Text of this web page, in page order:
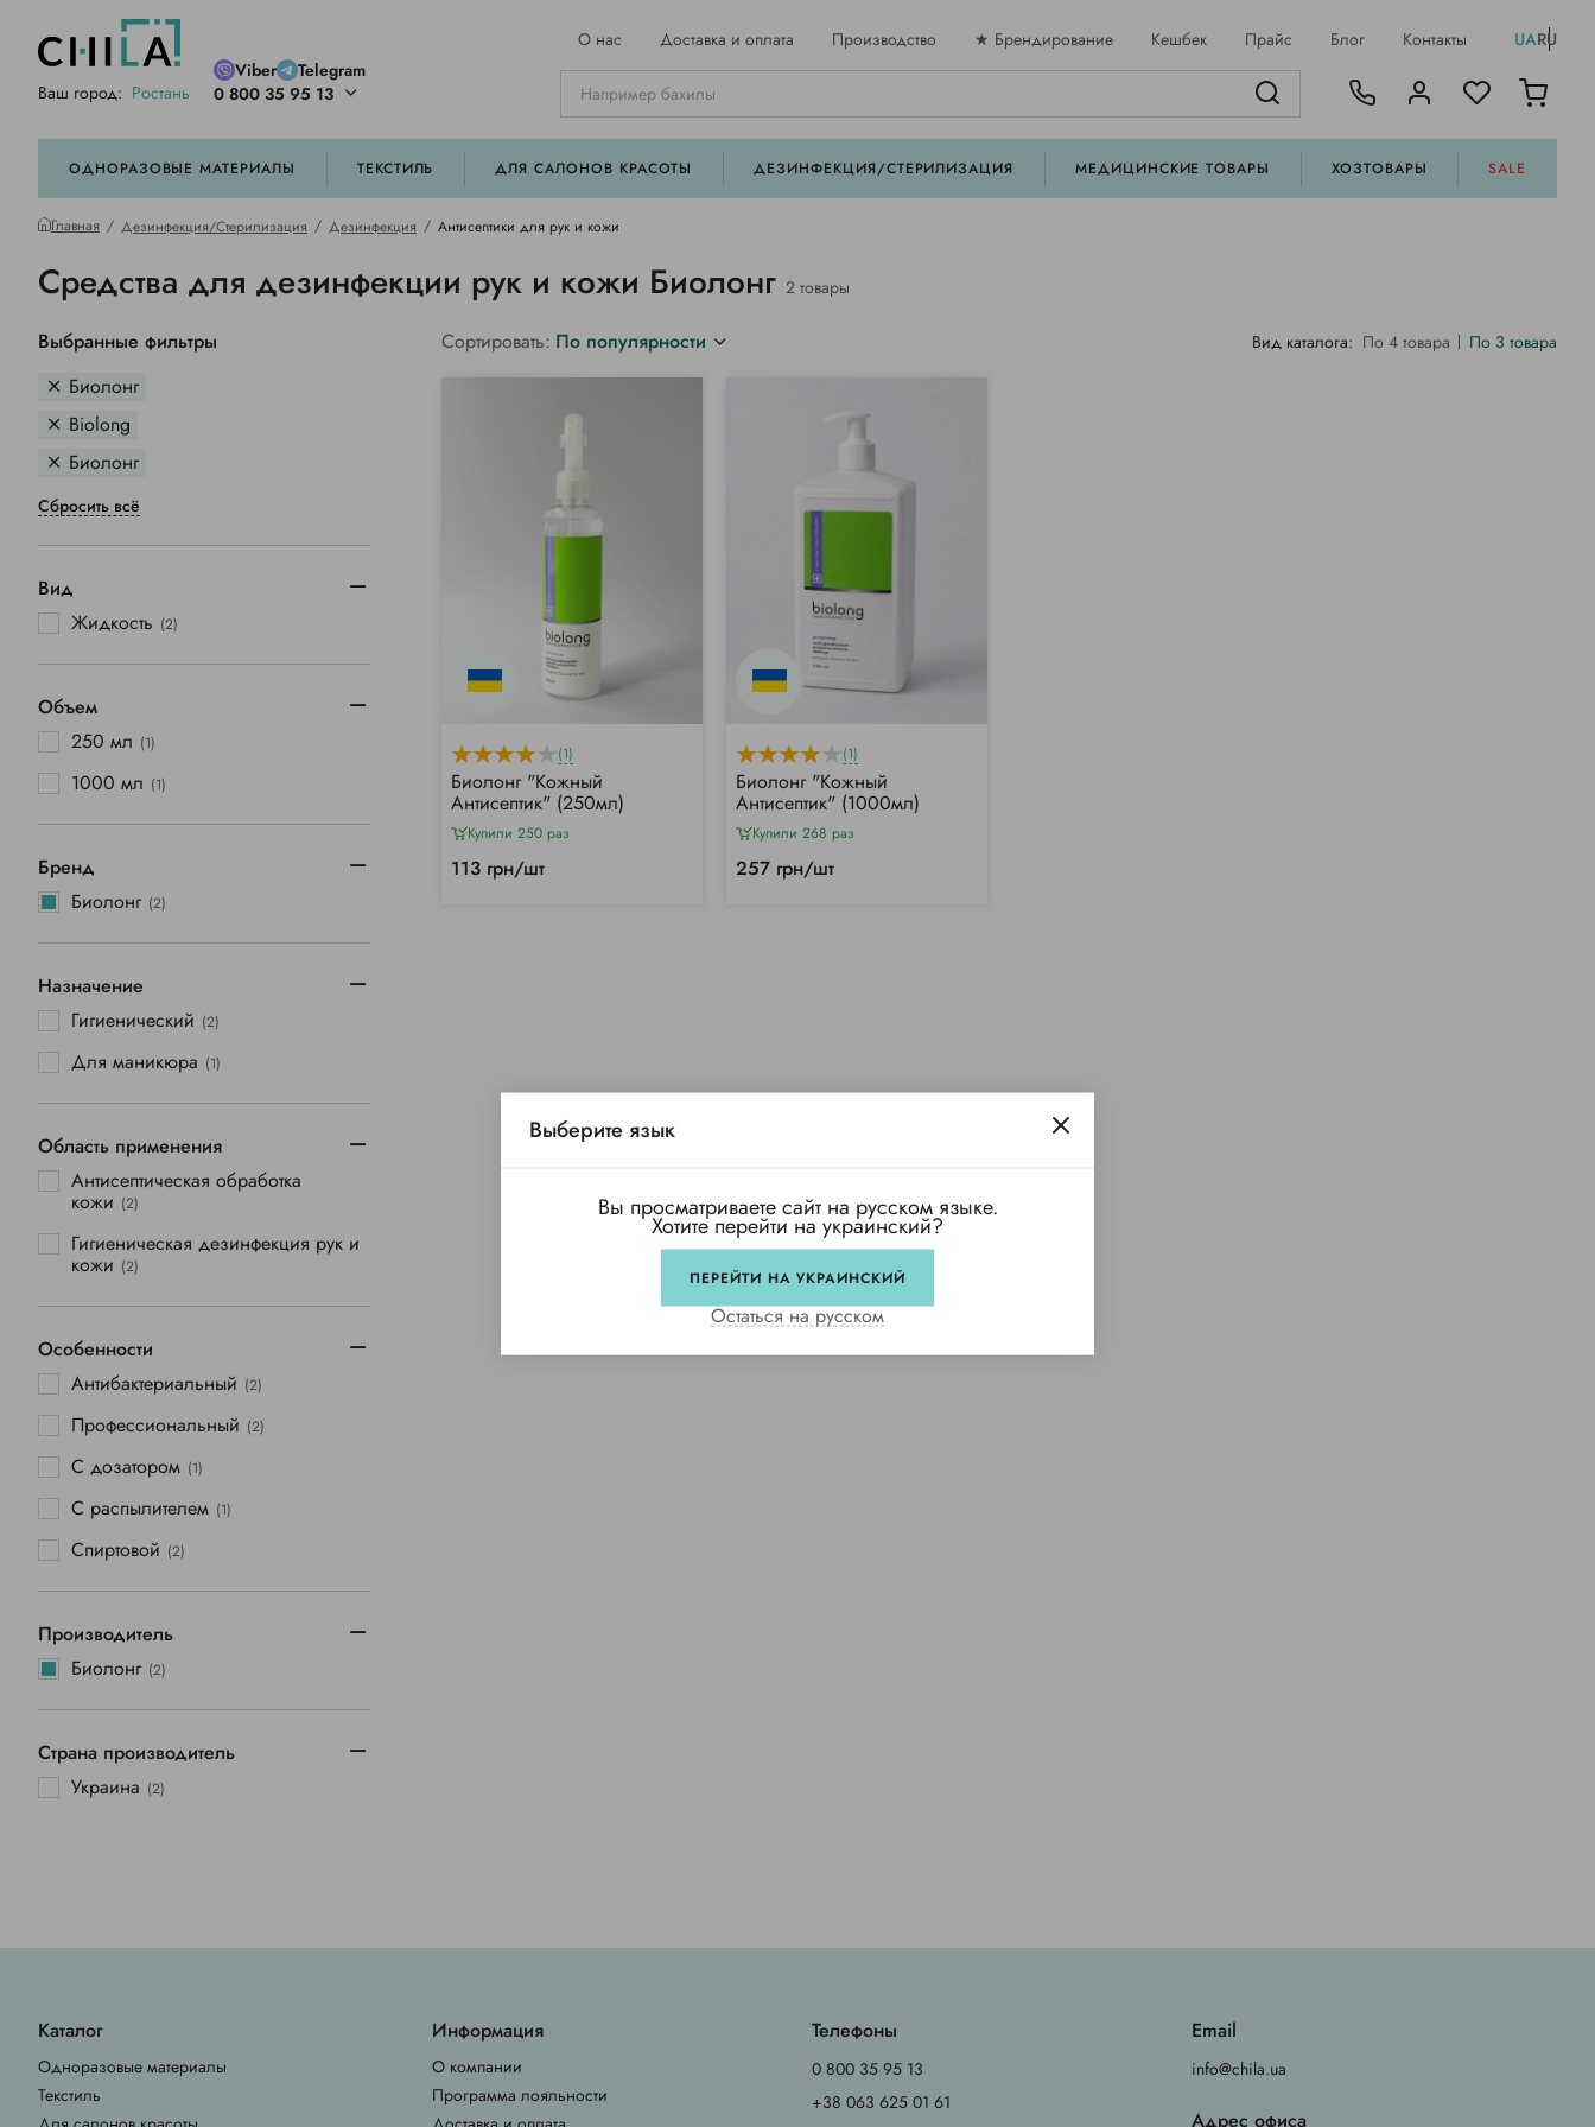
Ваш город: Ростань
Viber
Telegram
0 800 35 95 13
О нас Доставка и оплата Производство ★ Брендирование Кешбек Прайс Блог Контакты UARU
ОДНОРАЗОВЫЕ МАТЕРИАЛЫ ТЕКСТИЛЬ ДЛЯ САЛОНОВ КРАСОТЫ ДЕЗИНФЕКЦИЯ/СТЕРИЛИЗАЦИЯ МЕДИЦИНСКИЕ ТОВАРЫ ХОЗТОВАРЫ SALE
Главная Дезинфекция/Стерилизация Дезинфекция Антисептики для рук и кожи
Средства для дезинфекции рук и кожи Биолонг 2 товары
Выбранные фильтры
Биолонг
Biolong
Биолонг
Сбросить всё
Вид
Жидкость (2)
Объем
250 мл (1)
1000 мл (1)
Бренд
Биолонг (2)
Назначение
Гигиенический (2)
Для маникюра (1)
Область применения
Антисептическая обработка
кожи (2)
Гигиеническая дезинфекция рук и
кожи (2)
Особенности
Антибактериальный (2)
Профессиональный (2)
С дозатором (1)
С распылителем (1)
Спиртовой (2)
Производитель
Биолонг (2)
Страна производитель
Украина (2)
Сортировать: По популярности Вид каталога: По 4 товара По 3 товара
(1)
Биолонг "Кожный
Антисептик" (250мл)
Купили 250 раз
113 грн/шт
(1)
Биолонг "Кожный
Антисептик" (1000мл)
Купили 268 раз
257 грн/шт
Выберите язык
Вы просматриваете сайт на русском языке.
Хотите перейти на украинский?
ПЕРЕЙТИ НА УКРАИНСКИЙ
Остаться на русском
Каталог
Одноразовые материалы
Текстиль
Информация
О компании
Программа лояльности
Телефоны
0 800 35 95 13
+38 063 625 01 61
Email
info@chila.ua
Адрес офиса